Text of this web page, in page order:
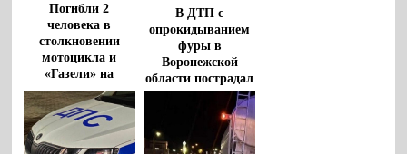
Погибли 2
человека в
столкновении
мотоцикла и
«Газели» на
воронежской
трассе
В ДТП с
опрокидыванием
фуры в
Воронежской
области пострадал
водитель